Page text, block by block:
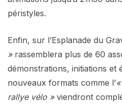
péristyles.
Enfin, sur l’Esplanade du
»rassemblera plus de 60
démonstrations, initiations et
nouveaux formats comme l’
rallye vélo »viendront